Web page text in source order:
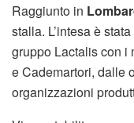
Raggiunto in
stalla. L’intesa è
gruppo Lactalis con i
e Cademartori, dalle
organizzazioni